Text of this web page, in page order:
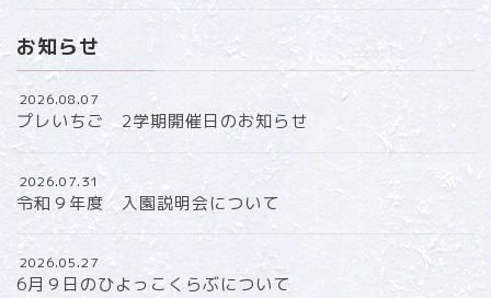
お知らせ
2026.08.07
プレいちご 2学期開催日のお知らせ
2026.07.31
令和９年度 入園説明会について
2026.05.27
6月９日のひよっこくらぶについて